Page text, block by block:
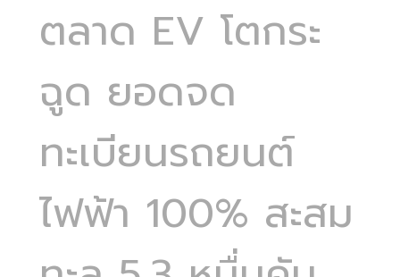
ตลาด EV โตกระ
ฉูด ยอดจด
ทะเบียนรถยนต์
ไฟฟ้า 100% สะสม